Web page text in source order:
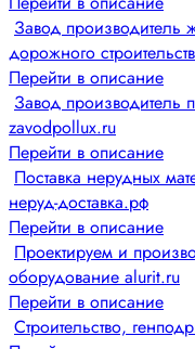
Завод производитель
дорожного
Перейти в описание
Завод производитель
zavodpollux.ru
Перейти в описание
Поставка нерудных
неруд-доставка.рф
Перейти в описание
Проектируем и
оборудование alurit.ru
Перейти в описание
Строительство,